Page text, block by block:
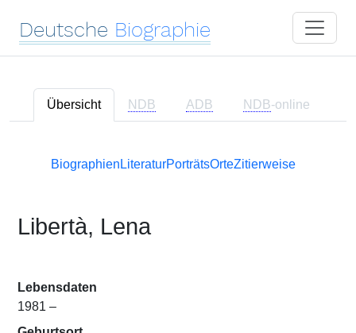
Deutsche Biographie
Übersicht NDB ADB NDB-online
Biographien LiteraturPorträtsOrteZitierweise
Libertà, Lena
Lebensdaten
1981 –